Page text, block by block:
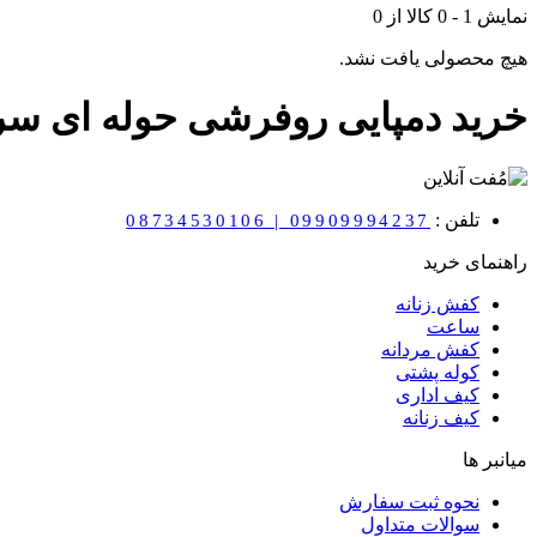
نمایش 1
-
0 کالا از 0
هیچ محصولی یافت نشد.
خرید دمپایی روفرشی حوله ای
تلفن : 08734530106 | 09909994237
راهنمای خرید
کفش زنانه
ساعت
کفش مردانه
کوله پشتی
کیف اداری
کیف زنانه
میانبر ها
نحوه ثبت سفارش
سوالات متداول